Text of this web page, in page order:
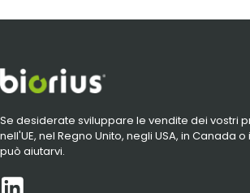
Se desiderate sviluppare le vendite dei vostri
nell'UE, nel Regno Unito, negli USA, in Canada
può aiutarvi.